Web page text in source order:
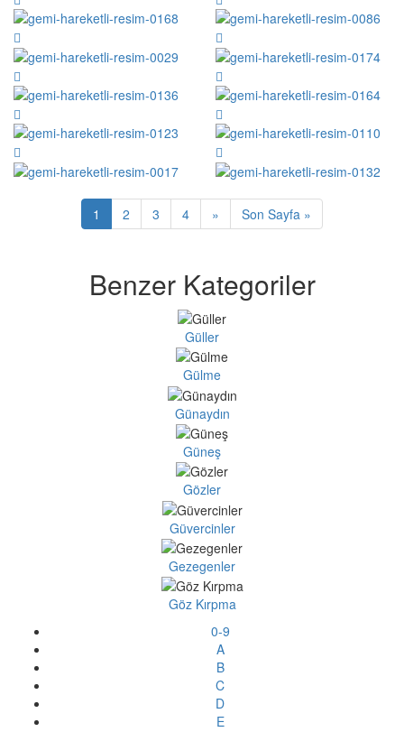
1 2 3 4 » Son Sayfa »
Benzer Kategoriler
Güller
Gülme
Günaydın
Güneş
Gözler
Güvercinler
Gezegenler
Göz Kırpma
0-9
A
B
C
D
E